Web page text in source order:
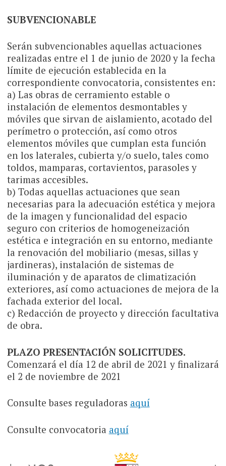
SUBVENCIONABLE
Serán subvencionables aquellas actuaciones
realizadas entre el 1 de junio de 2020 y la fecha
límite de ejecución establecida en la
correspondiente convocatoria, consistentes en:
a) Las obras de cerramiento estable o
instalación de elementos desmontables y
móviles que sirvan de aislamiento, acotado del
perímetro o protección, así como otros
elementos móviles que cumplan esta función
en los laterales, cubierta y/o suelo, tales como
toldos, mamparas, cortavientos, parasoles y
tarimas accesibles.
b) Todas aquellas actuaciones que sean
necesarias para la adecuación estética y mejora
de la imagen y funcionalidad del espacio
seguro con criterios de homogeneización
estética e integración en su entorno, mediante
la renovación del mobiliario (mesas, sillas y
jardineras), instalación de sistemas de
iluminación y de aparatos de climatización
exteriores, así como actuaciones de mejora de la
fachada exterior del local.
c) Redacción de proyecto y dirección facultativa
de obra.
PLAZO PRESENTACIÓN SOLICITUDES.
Comenzará el día 12 de abril de 2021 y finalizará
el 2 de noviembre de 2021
Consulte bases reguladoras aquí
Consulte convocatoria aquí